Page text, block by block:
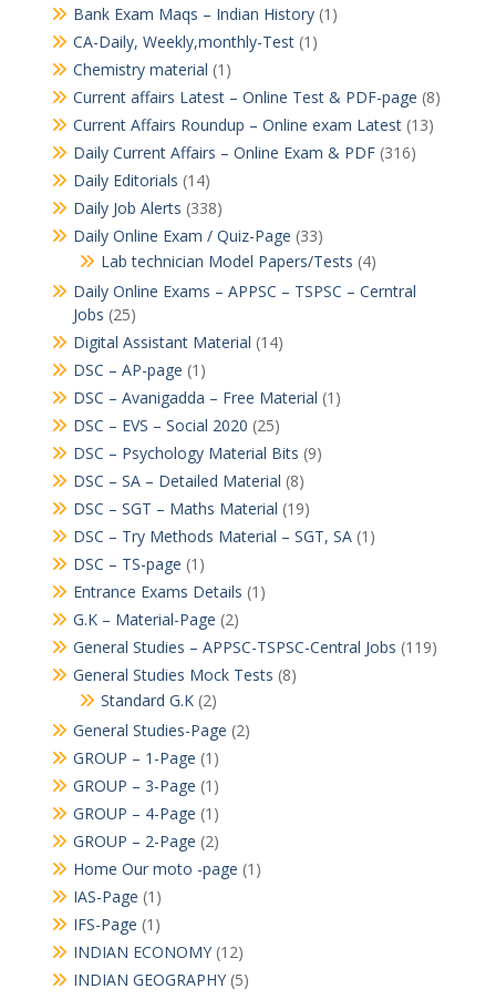
Bank Exam Maqs – Indian History(1)
CA-Daily, Weekly,monthly-Test(1)
Chemistry material (1)
Current affairs Latest – Online Test & PDF-page (8)
Current Affairs Roundup – Online exam Latest(13)
Daily Current Affairs – Online Exam & PDF(316)
Daily Editorials (14)
Daily Job Alerts (338)
Daily Online Exam / Quiz-Page (33)
Lab technician Model Papers/Tests (4)
Daily Online Exams – APPSC – TSPSC – Cerntral
Jobs (25)
Digital Assistant Material (14)
DSC – AP-page (1)
DSC – Avanigadda – Free Material (1)
DSC – EVS – Social 2020 (25)
DSC – Psychology Material Bits (9)
DSC – SA – Detailed Material (8)
DSC – SGT – Maths Material (19)
DSC – Try Methods Material – SGT, SA(1)
DSC – TS-page (1)
Entrance Exams Details (1)
G.K – Material-Page (2)
General Studies – APPSC-TSPSC-Central Jobs (119)
General Studies Mock Tests (8)
Standard G.K(2)
General Studies-Page (2)
GROUP – 1-Page (1)
GROUP – 3-Page (1)
GROUP – 4-Page (1)
GROUP – 2-Page (2)
Home Our moto -page (1)
IAS-Page (1)
IFS-Page (1)
INDIAN ECONOMY(12)
INDIAN GEOGRAPHY(5)